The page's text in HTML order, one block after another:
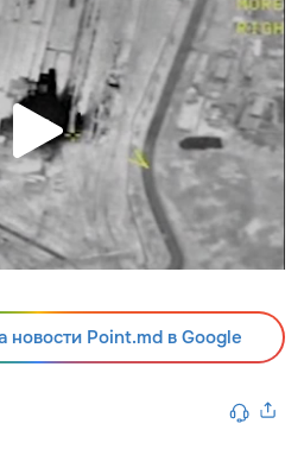
новости Point.md в Google